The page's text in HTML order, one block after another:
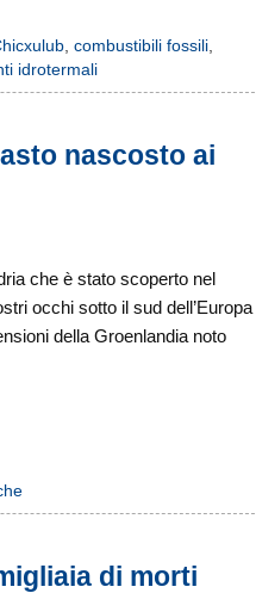
,combustibili fossili
idrotermali
nascosto ai
che è stato scoperto nel
occhi sotto il sud dell’Europa
della Groenlandia noto
di morti